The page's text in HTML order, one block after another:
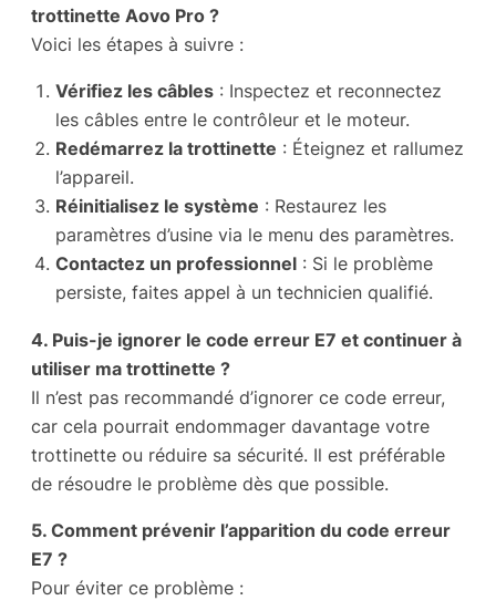
trottinette Aovo Pro ?
Voici les étapes à suivre :
Vérifiez les câbles : Inspectez et reconnectez
les câbles entre le contrôleur et le moteur.
Redémarrez la trottinette : Éteignez et rallumez
l’appareil.
Réinitialisez le système : Restaurez les
paramètres d’usine via le menu des paramètres.
Contactez un professionnel : Si le problème
persiste, faites appel à un technicien qualifié.
4. Puis-je ignorer le code erreur E7 et continuer à
utiliser ma trottinette ?
Il n’est pas recommandé d’ignorer ce code erreur,
car cela pourrait endommager davantage votre
trottinette ou réduire sa sécurité. Il est préférable
de résoudre le problème dès que possible.
5. Comment prévenir l’apparition du code erreur
E7 ?
Pour éviter ce problème :